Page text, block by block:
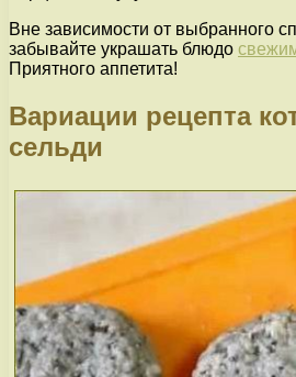
Вне зависимости от выбранного
забывайте украшать блюдо
Приятного аппетита!
Вариации рецепта
сельди